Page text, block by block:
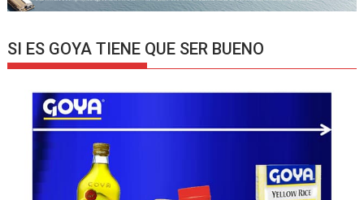
SI ES GOYA TIENE QUE SER BUENO